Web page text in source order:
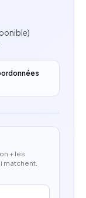
optimiser les
digital ou
un
+ les
matchent.